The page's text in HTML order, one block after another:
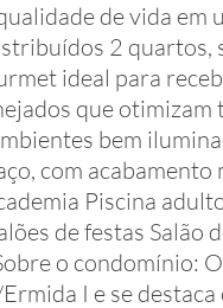
de vida
2 quartos,
ideal para
que otimizam
bem
com
Piscina
de festas Salão
o condomínio:
I e se